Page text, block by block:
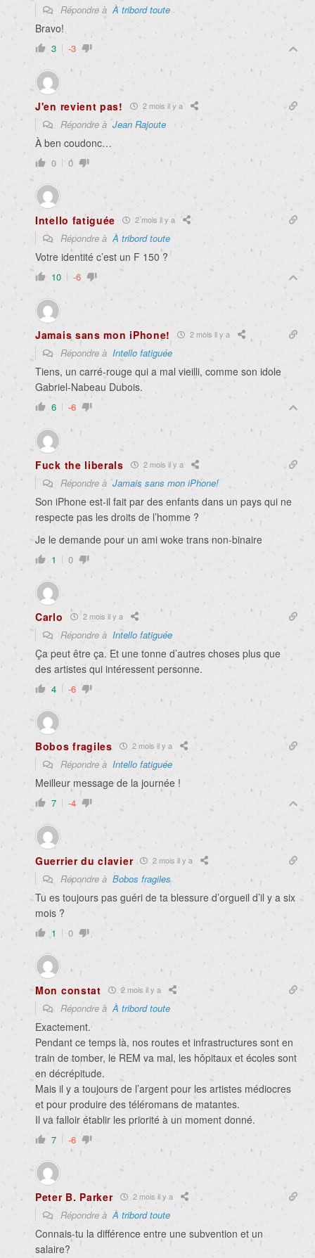
Répondre à À tribord toute
Bravo!
3 -3
J'en revient pas! 2 mois il y a
Répondre àJean Rajoute
À ben coudonc…
0 0
Intello fatiguée 2 mois il y a
Répondre à À tribord toute
Votre identité c’est un F 150 ?
10 -6
Jamais sans mon iPhone! 2 mois il y a
Répondre à Intello fatiguée
Tiens, un carré-rouge qui a mal vieilli, comme son idole
Gabriel-Nabeau Dubois.
6 -6
Fuck the liberals 2 mois il y a
Répondre àJamais sans mon iPhone!
Son iPhone est-il fait par des enfants dans un pays qui ne
respecte pas les droits de l’homme ?
Je le demande pour un ami woke trans non-binaire
1 0
Carlo 2 mois il y a
Répondre à Intello fatiguée
Ça peut être ça. Et une tonne d’autres choses plus que
des artistes qui intéressent personne.
4 -6
Bobos fragiles 2 mois il y a
Répondre à Intello fatiguée
Meilleur message de la journée !
7 -4
Guerrier du clavier 2 mois il y a
Répondre à Bobos fragiles
Tu es toujours pas guéri de ta blessure d’orgueil d’il y a six
mois ?
1 0
Mon constat 2 mois il y a
Répondre à À tribord toute
Exactement.
Pendant ce temps là, nos routes et infrastructures sont en
train de tomber, le REM va mal, les hôpitaux et écoles sont
en décrépitude.
Mais il y a toujours de l’argent pour les artistes médiocres
et pour produire des téléromans de matantes.
Il va falloir établir les priorité à un moment donné.
7 -6
Peter B. Parker 2 mois il y a
Répondre à À tribord toute
Connais-tu la différence entre une subvention et un
salaire?